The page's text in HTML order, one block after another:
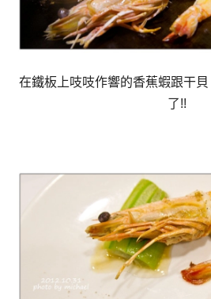
在鐵板上吱吱作響的香蕉蝦跟干
了!!